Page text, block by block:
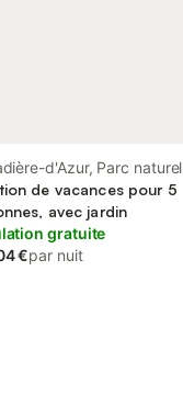
d'Azur, Parc naturel
de la Sainte-Baume
de vacances pour 5
avec jardin
gratuite
€par nuit